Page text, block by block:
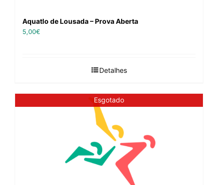
Aquatlo de Lousada – Prova Aberta
5,00€
Detalhes
Esgotado